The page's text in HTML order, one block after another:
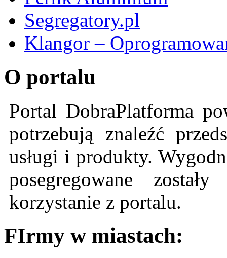
Segregatory.pl
Klangor –
O portalu
Portal DobraPlatforma
potrzebują znaleźć
usługi i produkty.
posegregowane
korzystanie z portalu.
FIrmy w miastach: